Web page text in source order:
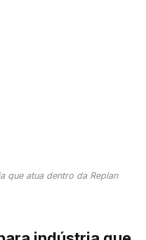
que atua dentro da Replan